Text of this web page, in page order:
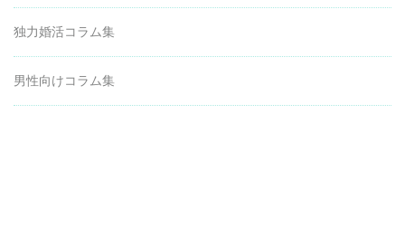
独力婚活コラム集
男性向けコラム集